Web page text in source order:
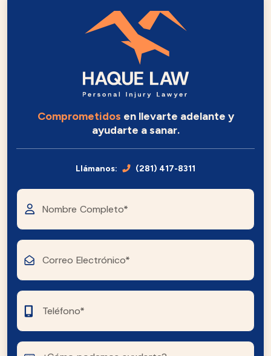
Comprometidos en llevarte adelante y
ayudarte a sanar.
Llámanos: (281) 417-8311